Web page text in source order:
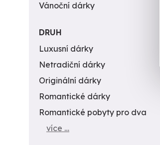
Vánoční dárky
DRUH
Luxusní dárky
Netradiční dárky
Originální dárky
Romantické dárky
Romantické pobyty pro dva
více …